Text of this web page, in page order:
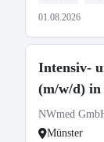
01.08.2026
Intensiv-
(m/w/d)
NWmed
Münster